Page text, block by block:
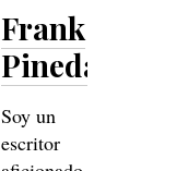
Frank
Pineda
Soy un
escritor